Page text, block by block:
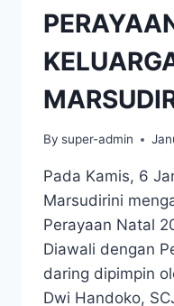
By super-admin
Pada Kamis, 6
Marsudirini
Perayaan Natal
Diawali dengan
daring dipimpin
Dwi Handoko,